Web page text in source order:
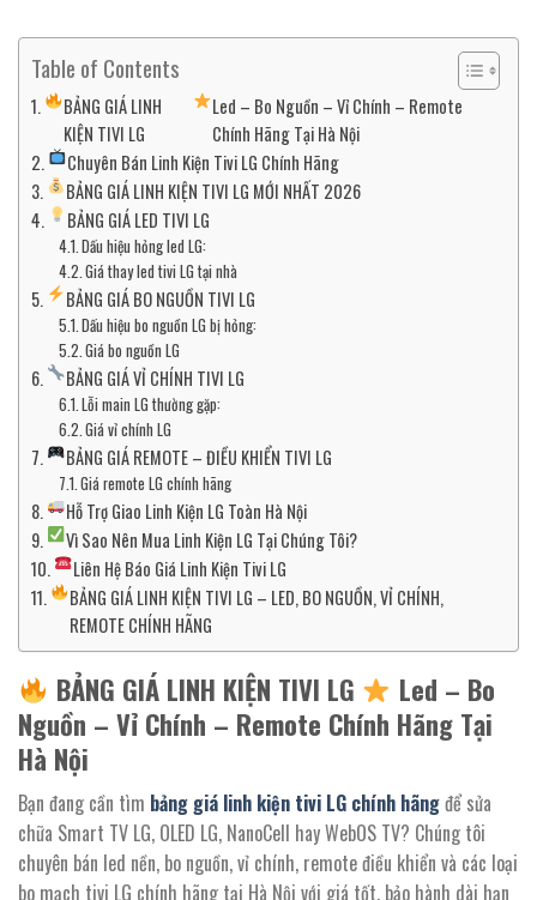
Table of Contents
BẢNG GIÁ LINH
KIỆN TIVI LG
Led – Bo Nguồn – Vỉ Chính – Remote
Chính Hãng Tại Hà Nội
Chuyên Bán Linh Kiện Tivi LG Chính Hãng
BẢNG GIÁ LINH KIỆN TIVI LG MỚI NHẤT 2026
BẢNG GIÁ LED TIVI LG
Dấu hiệu hỏng led LG:
Giá thay led tivi LG tại nhà
BẢNG GIÁ BO NGUỒN TIVI LG
Dấu hiệu bo nguồn LG bị hỏng:
Giá bo nguồn LG
BẢNG GIÁ VỈ CHÍNH TIVI LG
Lỗi main LG thường gặp:
Giá vỉ chính LG
BẢNG GIÁ REMOTE – ĐIỀU KHIỂN TIVI LG
Giá remote LG chính hãng
Hỗ Trợ Giao Linh Kiện LG Toàn Hà Nội
Vì Sao Nên Mua Linh Kiện LG Tại Chúng Tôi?
Liên Hệ Báo Giá Linh Kiện Tivi LG
BẢNG GIÁ LINH KIỆN TIVI LG – LED, BO NGUỒN, VỈ CHÍNH,
REMOTE CHÍNH HÃNG
BẢNG GIÁ LINH KIỆN TIVI LG
Led – Bo
Nguồn – Vỉ Chính – Remote Chính Hãng Tại
Hà Nội
Bạn đang cần tìm bảng giá linh kiện tivi LG chính hãngđể sửa
chữa Smart TV LG, OLED LG, NanoCell hay WebOS TV? Chúng tôi
chuyên bán led nền, bo nguồn, vỉ chính, remote điều khiển và các loại
bo mạch tivi LG chính hãng tại Hà Nội với giá tốt, bảo hành dài hạn